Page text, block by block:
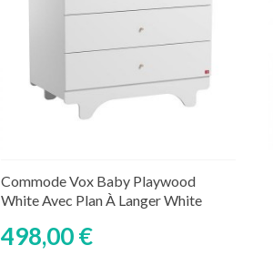
Commode Vox Baby Playwood
White Avec Plan À Langer White
498,00 €